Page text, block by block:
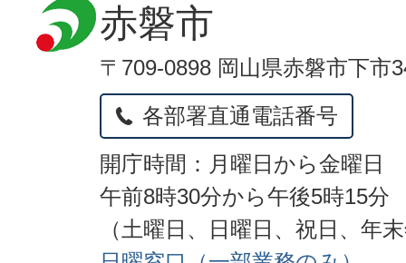
赤磐市
〒709-0898 岡山県赤磐市下市
各部署直通電話番号
開庁時間：月曜日から金曜日
午前8時30分から午後5時15分
（土曜日、日曜日、祝日、年